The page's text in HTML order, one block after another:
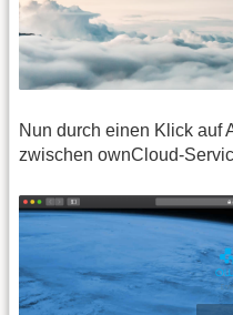
Nun durch einen Klick auf
zwischen ownCloud-